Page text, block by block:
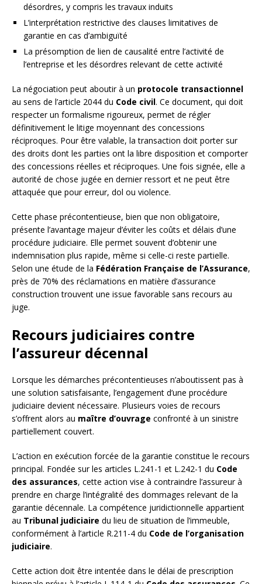
désordres, y compris les travaux induits
L’interprétation restrictive des clauses limitatives de
garantie en cas d’ambiguïté
La présomption de lien de causalité entre l’activité de
l’entreprise et les désordres relevant de cette activité
La négociation peut aboutir à un protocole transactionnel
au sens de l’article 2044 du Code civil. Ce document, qui doit
respecter un formalisme rigoureux, permet de régler
définitivement le litige moyennant des concessions
réciproques. Pour être valable, la transaction doit porter sur
des droits dont les parties ont la libre disposition et comporter
des concessions réelles et réciproques. Une fois signée, elle a
autorité de chose jugée en dernier ressort et ne peut être
attaquée que pour erreur, dol ou violence.
Cette phase précontentieuse, bien que non obligatoire,
présente l’avantage majeur d’éviter les coûts et délais d’une
procédure judiciaire. Elle permet souvent d’obtenir une
indemnisation plus rapide, même si celle-ci reste partielle.
Selon une étude de la Fédération Française de l’Assurance,
près de 70% des réclamations en matière d’assurance
construction trouvent une issue favorable sans recours au
juge.
Recours judiciaires contre
l’assureur décennal
Lorsque les démarches précontentieuses n’aboutissent pas à
une solution satisfaisante, l’engagement d’une procédure
judiciaire devient nécessaire. Plusieurs voies de recours
s’offrent alors au maître d’ouvrage confronté à un sinistre
partiellement couvert.
L’action en exécution forcée de la garantie constitue le recours
principal. Fondée sur les articles L.241-1 et L.242-1 du Code
des assurances, cette action vise à contraindre l’assureur à
prendre en charge l’intégralité des dommages relevant de la
garantie décennale. La compétence juridictionnelle appartient
au Tribunal judiciaire du lieu de situation de l’immeuble,
conformément à l’article R.211-4 du Code de l’organisation
judiciaire.
Cette action doit être intentée dans le délai de prescription